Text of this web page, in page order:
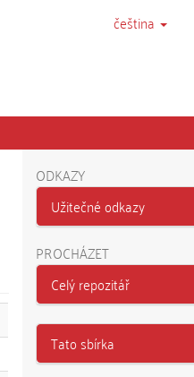
čeština
ODKAZY
Užitečné odkazy
PROCHÁZET
Celý repozitář
Tato sbírka